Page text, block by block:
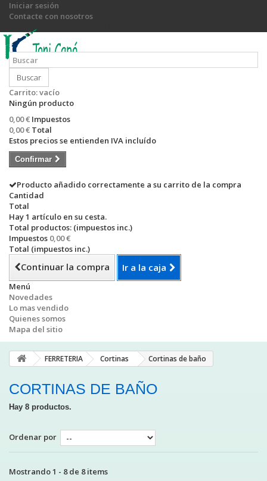
Iniciar sesión
Contacte con nosotros
Llámanos ahora:
Buscar
Carrito:vacío
Ningún producto
0,00 € Impuestos
0,00 € Total
Estos precios se entienden IVA incluído
Confirmar
Producto añadido correctamente a su carrito de la compra
Cantidad
Total
Hay 1 artículo en su cesta.
Total productos: (impuestos inc.)
Impuestos 0,00 €
Total (impuestos inc.)
Continuar la compra Ir a la caja
Menú
Novedades
Lo mas vendido
Quienes somos
Mapa del sitio
FERRETERIA Cortinas Cortinas de baño
CORTINAS DE BAÑO
Hay 8 productos.
Ordenar por
Mostrando 1 - 8 de 8 items